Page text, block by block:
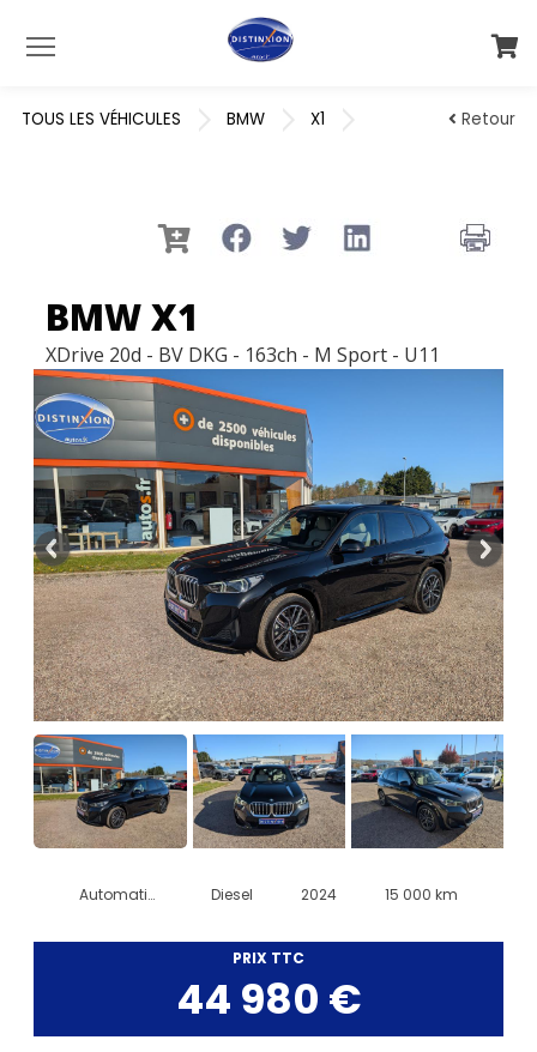
TOUS LES VÉHICULES BMW X1 Retour
BMW X1
XDrive 20d - BV DKG - 163ch - M Sport - U11
Automatique Diesel 2024 15 000 km
PRIX TTC
44 980 €